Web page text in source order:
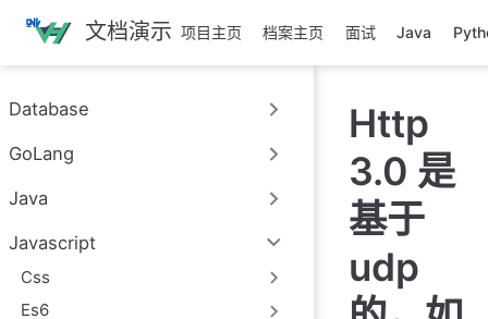
跳
主
內
文档演示 项目主页 档案主页 面试 Java
Database
GoLang
Java
Javascript
Css
Es6
Http
3.0 是
基于
udp